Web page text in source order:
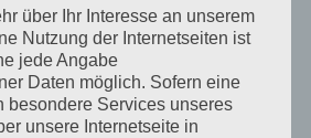
gemeint?
Führung
über Ihr Interesse an unserem
Nutzung der Internetseiten ist
jede Angabe
Daten möglich. Sofern eine
besondere Services unseres
unsere Internetseite in